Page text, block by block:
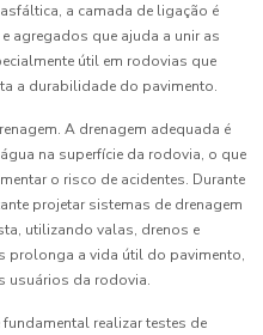
a camada de ligação é
agregados que ajuda a unir as
útil em rodovias que
a durabilidade do pavimento.
A drenagem adequada é
na superfície da rodovia, o que
o risco de acidentes. Durante
projetar sistemas de drenagem
utilizando valas, drenos e
prolonga a vida útil do pavimento,
usuários da rodovia.
realizar testes de